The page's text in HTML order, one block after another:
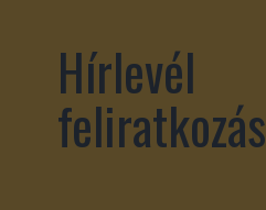
Hírlevél
feliratkozás